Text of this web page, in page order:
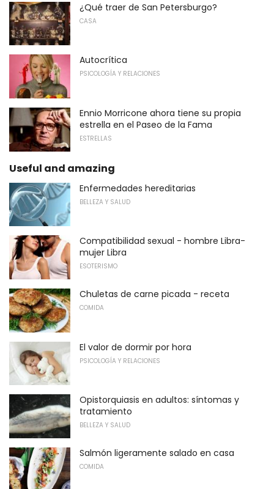
¿Qué traer de San Petersburgo?
CASA
Autocrítica
PSICOLOGÍA Y RELACIONES
Ennio Morricone ahora tiene su propia
estrella en el Paseo de la Fama
ESTRELLAS
Useful and amazing
Enfermedades hereditarias
BELLEZA Y SALUD
Compatibilidad sexual - hombre Libra-
mujer Libra
ESOTERISMO
Chuletas de carne picada - receta
COMIDA
El valor de dormir por hora
PSICOLOGÍA Y RELACIONES
Opistorquiasis en adultos: síntomas y
tratamiento
BELLEZA Y SALUD
Salmón ligeramente salado en casa
COMIDA